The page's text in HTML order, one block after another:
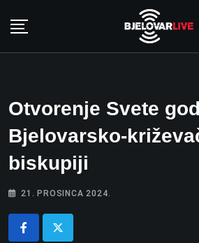
Otvorenje Svete
Bjelovarsko-
biskupiji
21. PROSINCA 2024.